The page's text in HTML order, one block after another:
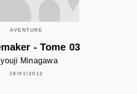
AVENTURE
- Tome 03
Minagawa
18/01/2012